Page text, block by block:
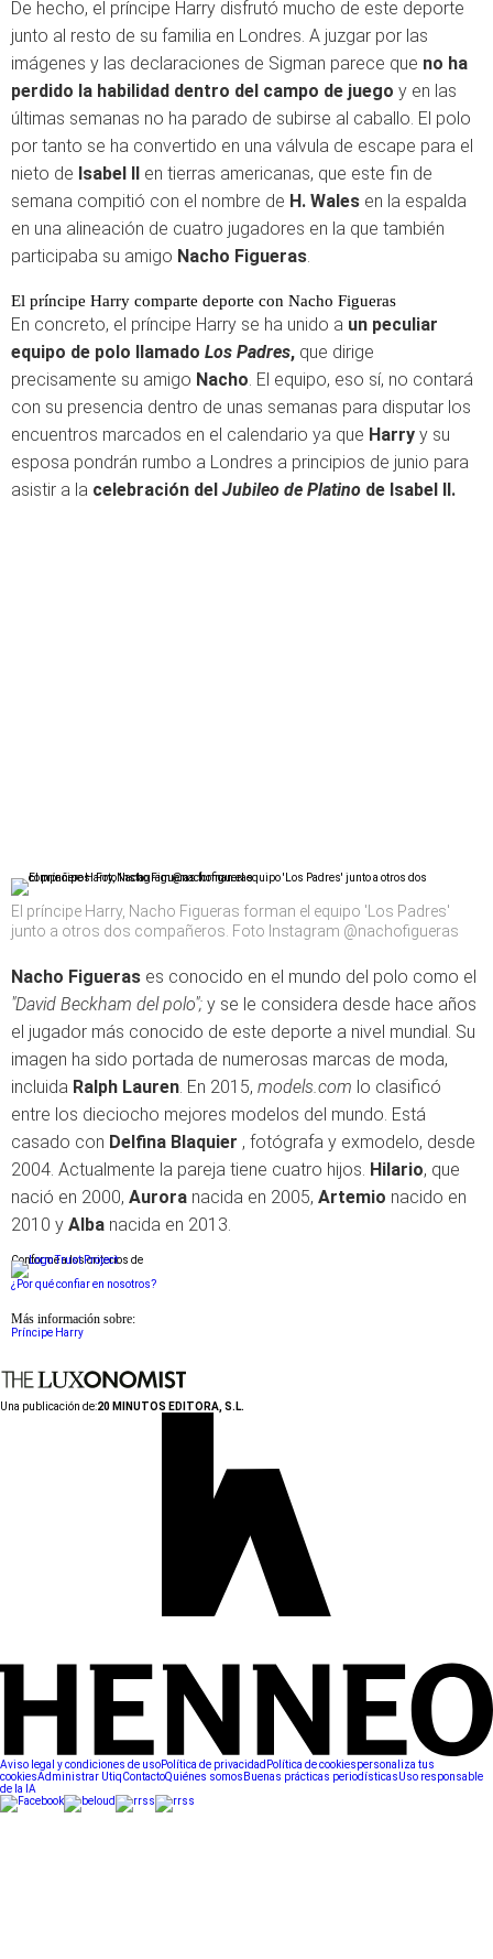
De hecho, el príncipe Harry disfrutó mucho de este deporte
junto al resto de su familia en Londres. A juzgar por las
imágenes y las declaraciones de Sigman parece que no ha
perdido la habilidad dentro del campo de juego y en las
últimas semanas no ha parado de subirse al caballo. El polo
por tanto se ha convertido en una válvula de escape para el
nieto de Isabel II en tierras americanas, que este fin de
semana compitió con el nombre de H. Wales en la espalda
en una alineación de cuatro jugadores en la que también
participaba su amigo Nacho Figueras.
El príncipe Harry comparte deporte con Nacho Figueras
En concreto, el príncipe Harry se ha unido a un peculiar
equipo de polo llamado Los Padres, que dirige
precisamente su amigo Nacho. El equipo, eso sí, no contará
con su presencia dentro de unas semanas para disputar los
encuentros marcados en el calendario ya que Harry y su
esposa pondrán rumbo a Londres a principios de junio para
asistir a la celebración del Jubileo de Platino de Isabel II.
El príncipe Harry, Nacho Figueras forman el equipo 'Los Padres'
junto a otros dos compañeros. Foto Instagram @nachofigueras
Nacho Figueras es conocido en el mundo del polo como el
"David Beckham del polo"; y se le considera desde hace años
el jugador más conocido de este deporte a nivel mundial. Su
imagen ha sido portada de numerosas marcas de moda,
incluida Ralph Lauren. En 2015, models.com lo clasificó
entre los dieciocho mejores modelos del mundo. Está
casado con Delfina Blaquier , fotógrafa y exmodelo, desde
2004. Actualmente la pareja tiene cuatro hijos. Hilario, que
nació en 2000, Aurora nacida en 2005, Artemio nacido en
2010 y Alba nacida en 2013.
Conforme a los criterios de
¿Por qué confiar en nosotros?
Más información sobre:
Príncipe Harry
Una publicación de:20 MINUTOS EDITORA, S.L.
Aviso legal y condiciones de usoPolítica de privacidad Política de cookiespersonaliza tus
cookiesAdministrar UtiqContactoQuiénes somos Buenas prácticas periodísticasUso responsable
de la IA